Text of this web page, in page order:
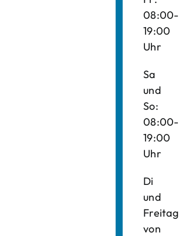
08:00-
19:00
Uhr
Sa
und
So:
08:00-
19:00
Uhr
Di
und
Freitag
von